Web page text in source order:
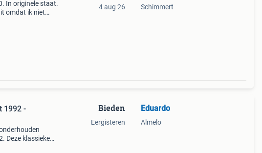
In originele staat.
omdat ik niet
4 aug 26 Schimmert
1992 -
Deze klassieke
Bieden
Eergisteren
Eduardo
Almelo